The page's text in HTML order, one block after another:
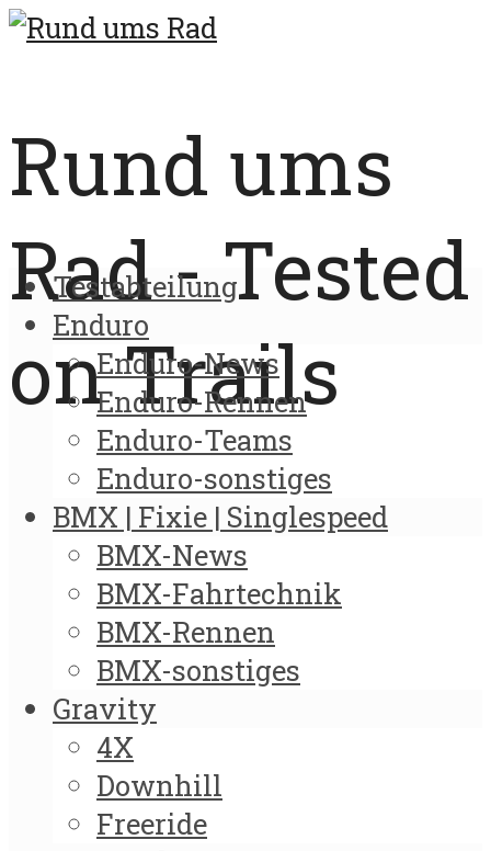
Rund ums
Rad - Tested
on Trails
Testabteilung
Enduro
Enduro-News
Enduro-Rennen
Enduro-Teams
Enduro-sonstiges
BMX | Fixie | Singlespeed
BMX-News
BMX-Fahrtechnik
BMX-Rennen
BMX-sonstiges
Gravity
4X
Downhill
Freeride